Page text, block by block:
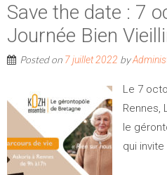
Save the date : 7
Journée Bien
Posted on 7 juillet 2022 by
Le 7
Rennes,
le
qui invite